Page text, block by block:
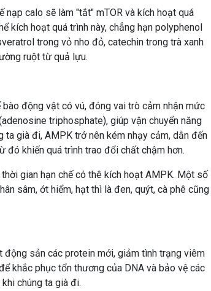
nạp calo sẽ làm "tắt" mTOR và kích hoạt quá
kích hoạt quá trình này, chẳng hạn polyphenol
trong vỏ nho đỏ, catechin trong trà xanh
ruột từ quả lựu.
động vật có vú, đóng vai trò cảm nhận mức
triphosphate), giúp vận chuyển năng
già đi, AMPK trở nên kém nhạy cảm, dẫn đến
đó khiến quá trình trao đổi chất chậm hơn.
gian hạn chế có thê kích hoạt AMPK. Một số
sâm, ớt hiểm, hạt thì là đen, quýt, cà phê cũng
động sản các protein mới, giảm tình trạng viêm
khắc phục tổn thương của DNA và bảo vệ các
chúng ta già đi.